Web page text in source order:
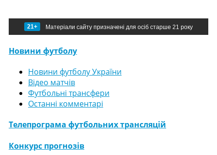
21+ Матеріали сайту призначені для осіб старше 21 року
Новини футболу
Новини футболу України
Відео матчів
Футбольні трансфери
Останні комментарі
Телепрограма футбольних трансляцій
Конкурс прогнозів